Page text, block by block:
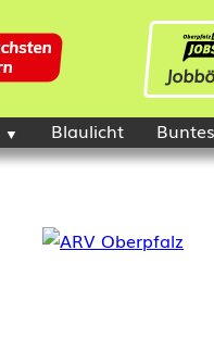
Blaulicht Buntes